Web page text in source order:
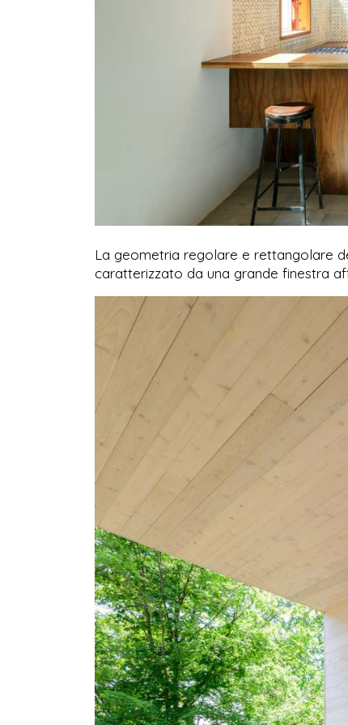
La geometria regolare e rettangolare
caratterizzato da una grande finestra